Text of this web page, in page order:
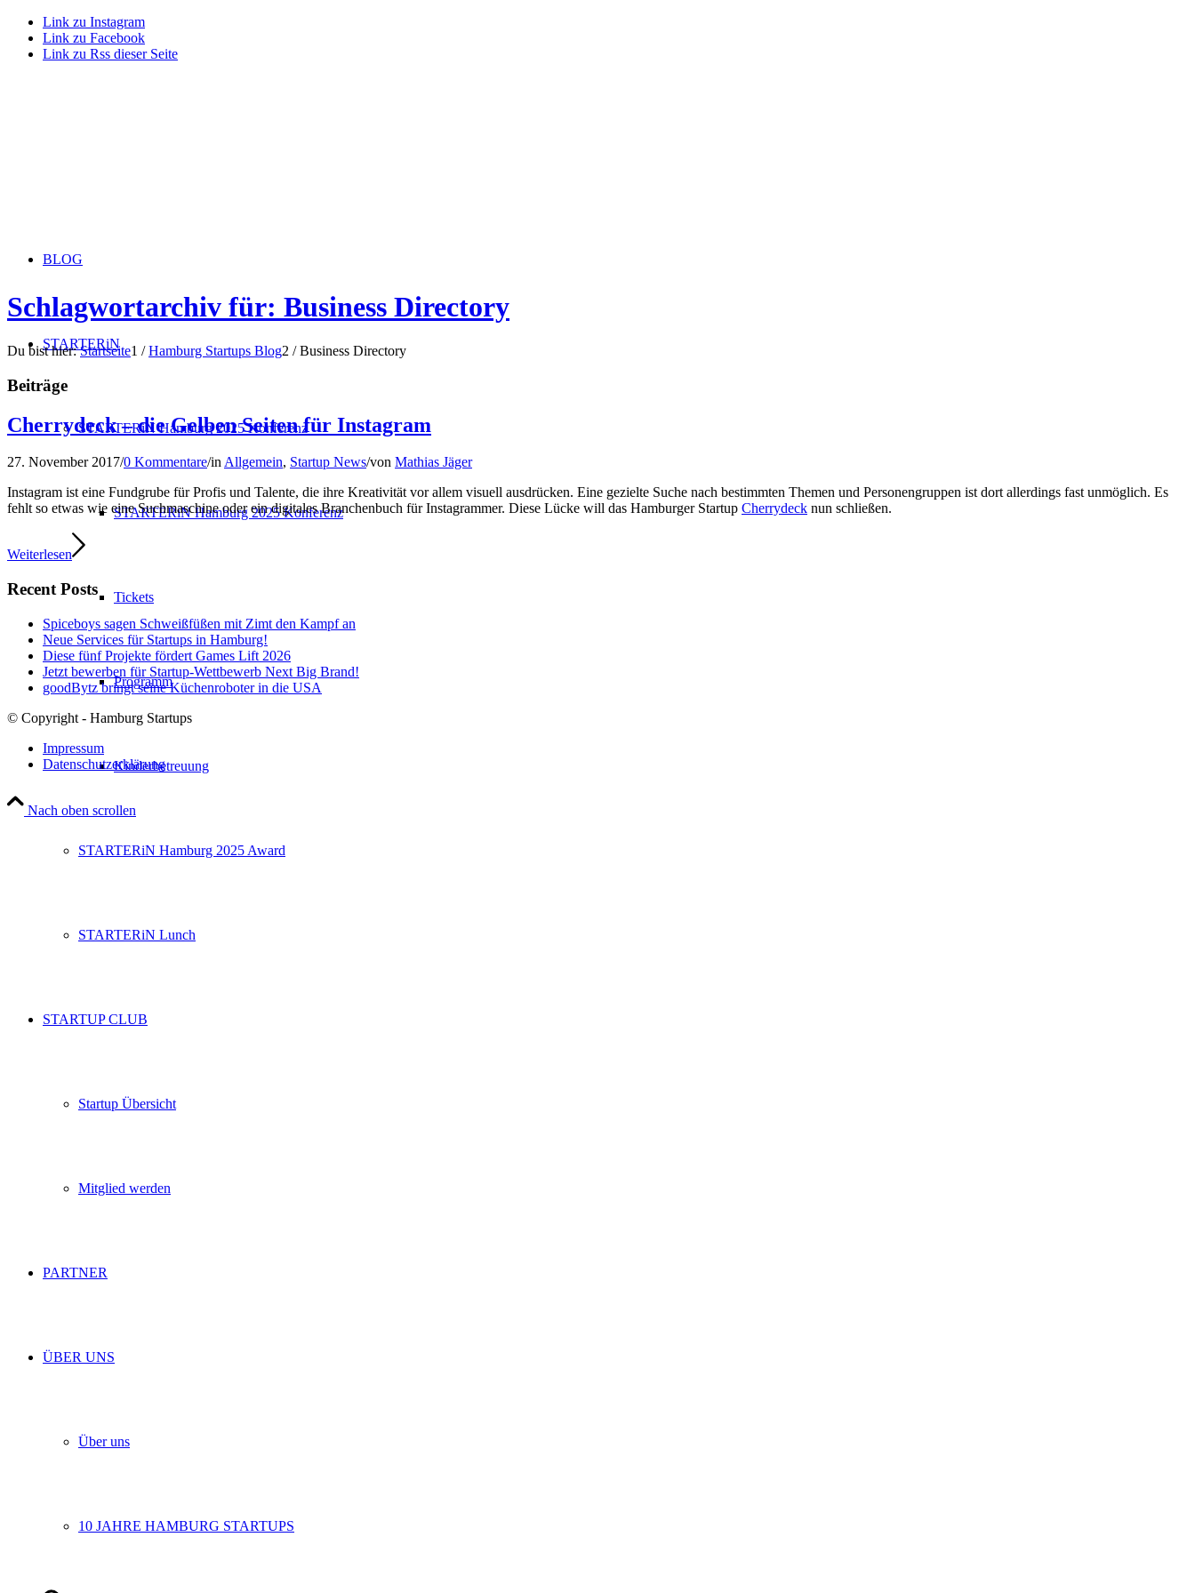
Link zu Instagram
Link zu Facebook
Link zu Rss dieser Seite
BLOG
STARTERiN
STARTERiN Hamburg 2025 Konferenz
STARTERiN Hamburg 2025 Konferenz
Tickets
Programm
Kinderbetreuung
STARTERiN Hamburg 2025 Award
STARTERiN Lunch
STARTUP CLUB
Startup Übersicht
Mitglied werden
PARTNER
ÜBER UNS
Über uns
10 JAHRE HAMBURG STARTUPS
Schlagwortarchiv für: Business Directory
Du bist hier: Startseite1 / Hamburg Startups Blog2 / Business Directory
Beiträge
Cherrydeck – die Gelben Seiten für Instagram
27. November 2017/0 Kommentare/inAllgemein, Startup News/von Mathias Jäger
Instagram ist eine Fundgrube für Profis und Talente, die ihre Kreativität vor allem visuell ausdrücken. Eine gezielte Suche nach bestimmten Themen und Personengruppen ist dort allerdings fast unmöglich. Es
fehlt so etwas wie eine Suchmaschine oder ein digitales Branchenbuch für Instagrammer. Diese Lücke will das Hamburger Startup Cherrydeck nun schließen.
Weiterlesen
Recent Posts
Spiceboys sagen Schweißfüßen mit Zimt den Kampf an
Neue Services für Startups in Hamburg!
Diese fünf Projekte fördert Games Lift 2026
Jetzt bewerben für Startup-Wettbewerb Next Big Brand!
goodBytz bringt seine Küchenroboter in die USA
© Copyright - Hamburg Startups
Impressum
Datenschutzerklärung
Nach oben scrollen